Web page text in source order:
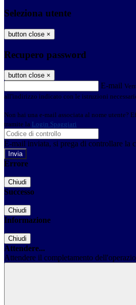
Seleziona utente
button close ×
Recupero password
button close ×
E-mail
all'indirizzo indicato con le istruzioni
Non hai una e-mail associata al nome utente?
tramite la Login Spaggiari
E-mail inviata, si prega di controllare la
Errore
Chiudi
Successo
Chiudi
Informazione
Chiudi
Attendere...
Attendere il completamento